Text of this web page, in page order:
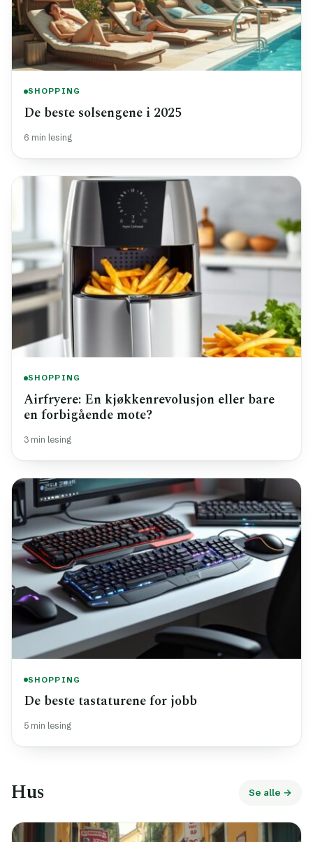
SHOPPING
De beste solsengene i 2025
6 min lesing
SHOPPING
Airfryere: En kjøkkenrevolusjon eller bare
en forbigående mote?
3 min lesing
SHOPPING
De beste tastaturene for jobb
5 min lesing
Hus Se alle →